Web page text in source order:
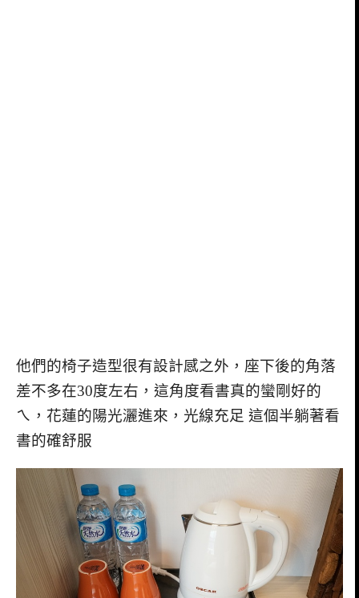
他們的椅子造型很有設計感之外，座下後的角落
差不多在30度左右，這角度看書真的蠻剛好的
ㄟ，花蓮的陽光灑進來，光線充足 這個半躺著看
書的確舒服